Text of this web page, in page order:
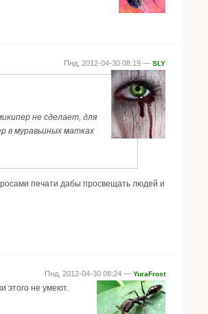
Пнд, 2012-04-30 08:19 — SLY
не сделает, для
в муравьиных матках
печати дабы просвещать людей и
Пнд, 2012-04-30 08:24 — YuraFrost
этого не умеют.